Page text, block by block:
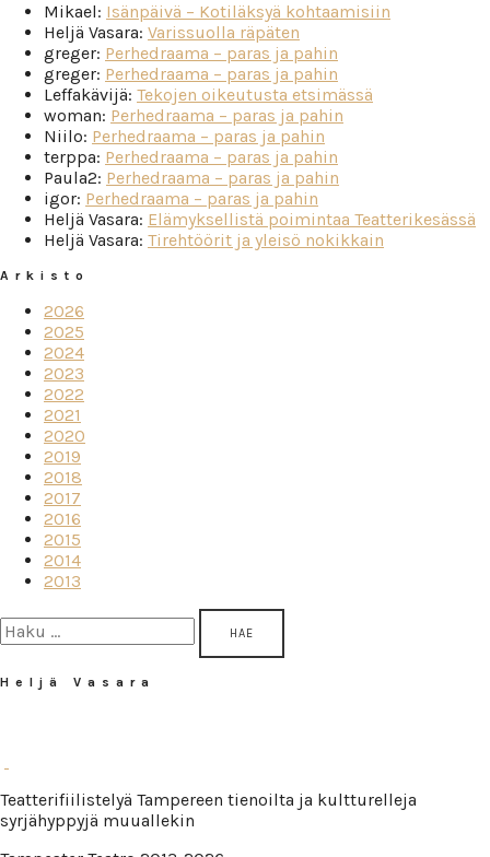
Mikael: Isänpäivä – Kotiläksyä kohtaamisiin
Heljä Vasara: Varissuolla räpäten
greger: Perhedraama – paras ja pahin
greger: Perhedraama – paras ja pahin
Leffakävijä: Tekojen oikeutusta etsimässä
woman: Perhedraama – paras ja pahin
Niilo: Perhedraama – paras ja pahin
terppa: Perhedraama – paras ja pahin
Paula2: Perhedraama – paras ja pahin
igor: Perhedraama – paras ja pahin
Heljä Vasara: Elämyksellistä poimintaa Teatterikesässä
Heljä Vasara: Tirehtöörit ja yleisö nokikkain
Arkisto
2026
2025
2024
2023
2022
2021
2020
2019
2018
2017
2016
2015
2014
2013
Haku:
Heljä Vasara
Teatterifiilistelyä Tampereen tienoilta ja kultturelleja
syrjähyppyjä muuallekin